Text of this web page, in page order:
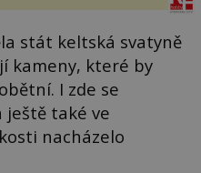
stát keltská svatyně
kameny, které by
I zde se
také ve
nacházelo